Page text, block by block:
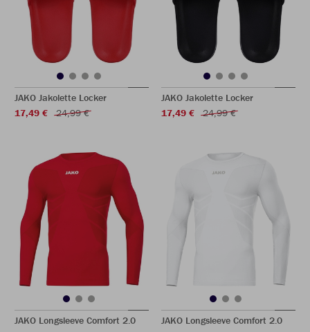
JAKO Jakolette Locker
17,49 €
24,99 €
JAKO Jakolette Locker
17,49 €
24,99 €
JAKO Longsleeve Comfort 2.0
JAKO Longsleeve Comfort 2.0